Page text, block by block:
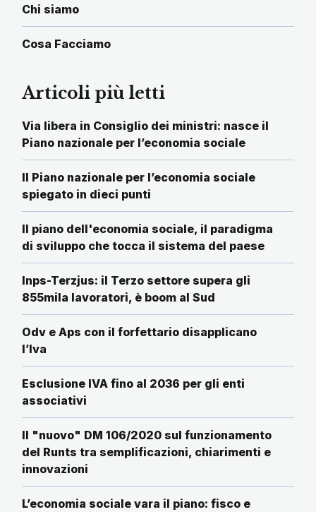
Chi siamo
Cosa Facciamo
Articoli più letti
Via libera in Consiglio dei ministri: nasce il
Piano nazionale per l’economia sociale
Il Piano nazionale per l’economia sociale
spiegato in dieci punti
Il piano dell'economia sociale, il paradigma
di sviluppo che tocca il sistema del paese
Inps-Terzjus: il Terzo settore supera gli
855mila lavoratori, è boom al Sud
Odv e Aps con il forfettario disapplicano
l’Iva
Esclusione IVA fino al 2036 per gli enti
associativi
Il "nuovo" DM 106/2020 sul funzionamento
del Runts tra semplificazioni, chiarimenti e
innovazioni
L’economia sociale vara il piano: fisco e